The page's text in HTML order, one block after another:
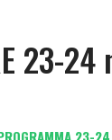
23-